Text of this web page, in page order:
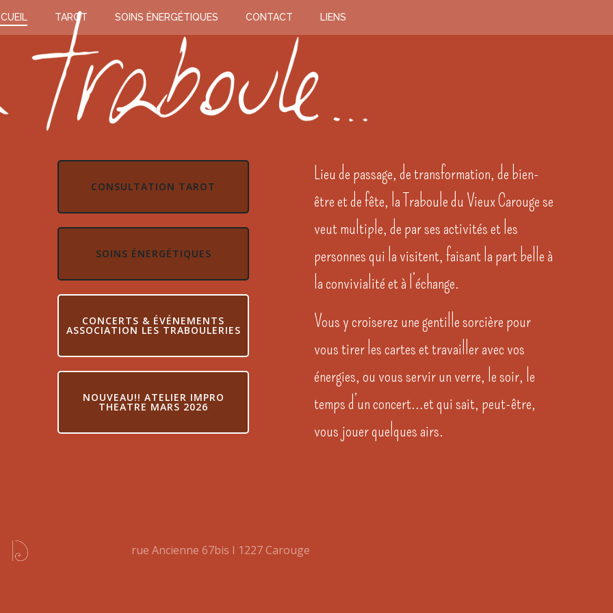
TAROT SOINS ÉNERGÉTIQUES CONTACT LIENS
CONSULTATION TAROT
SOINS ÉNERGÉTIQUES
CONCERTS & ÉVÉNEMENTS
ASSOCIATION LES TRABOULERIES
NOUVEAU!! ATELIER IMPRO
THEATRE MARS 2026
Lieu de passage, de transformation, de bien-
être et de fête, la Traboule du Vieux Carouge se
veut multiple, de par ses activités et les
personnes qui la visitent, faisant la part belle à
la convivialité et à l’échange.
Vous y croiserez une gentille sorcière pour
vous tirer les cartes et travailler avec vos
énergies, ou vous servir un verre, le soir, le
temps d’un concert…et qui sait, peut-être,
vous jouer quelques airs.
rue Ancienne 67bis I 1227 Carouge